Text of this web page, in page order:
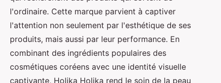
l'ordinaire. Cette marque parvient à captiver
l'attention non seulement par l'esthétique de ses
produits, mais aussi par leur performance. En
combinant des ingrédients populaires des
cosmétiques coréens avec une identité visuelle
captivante, Holika Holika rend le soin de la peau